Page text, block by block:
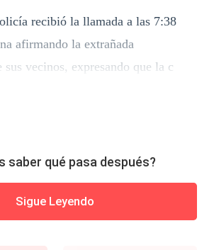
recibió la llamada a las 7:38
afirmando la extrañada
sus vecinos, expresando que la c
saber qué pasa después?
Sigue Leyendo